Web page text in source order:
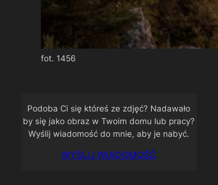
fot. 1456
Podoba Ci się któreś ze zdjęć? Nadawało
by się jako obraz w Twoim domu lub pracy?
Wyślij wiadomość do mnie, aby je nabyć.
WYŚLIJ WIADOMOŚĆ